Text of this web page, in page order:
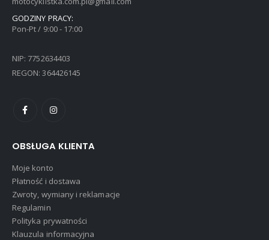
GODZINY PRACY:
Pon-Pt / 9:00 - 17:00
NIP: 7752634403
REGON: 364426145
OBSŁUGA KLIENTA
Moje konto
Płatność i dostawa
Zwroty, wymiany i reklamacje
Regulamin
Polityka prywatności
Klauzula informacyjna